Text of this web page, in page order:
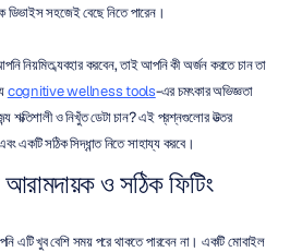
সহজেই বেছে নিতে পারেন।
নিয়মিত ব্যবহার করবেন, তাই আপনি কী অর্জন করতে চান তা
cognitive wellness tools-এর চমৎকার অভিজ্ঞতা
শক্তিশালী ও নিখুঁত ডেটা চান? এই প্রশ্নগুলোর উত্তর
একটি সঠিক সিদ্ধান্ত নিতে সাহায্য করবে।
আরামদায়ক ও সঠিক ফিটিং
এটি খুব বেশি সময় পরে থাকতে পারবেন না। একটি মোবাইল